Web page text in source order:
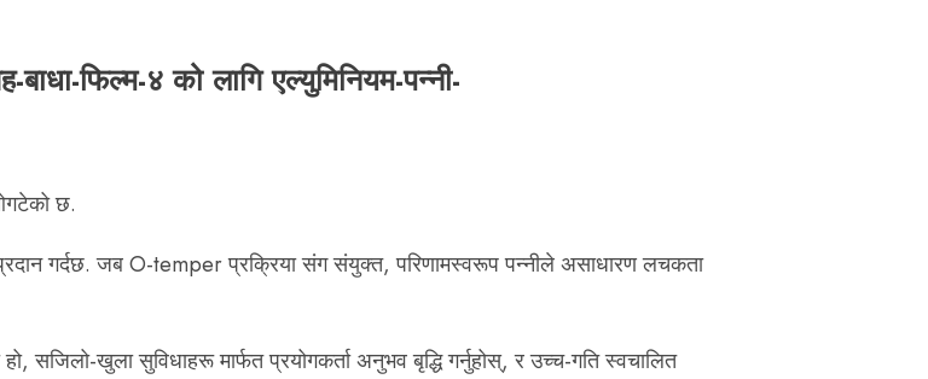
छ.
गर्दछ. जब O-temper प्रक्रिया संग संयुक्त, परिणामस्वरूप पन्नीले असाधारण लचकता
सजिलो-खुला सुविधाहरू मार्फत प्रयोगकर्ता अनुभव बृद्धि गर्नुहोस्, र उच्च-गति स्वचालित